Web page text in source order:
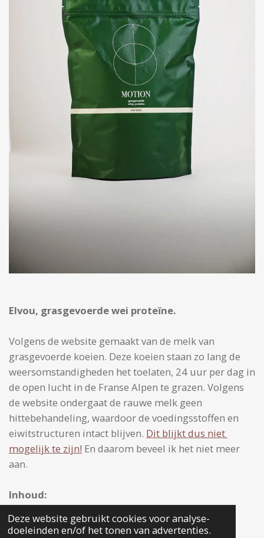
Deze website gebruikt cookies voor analyse-
doeleinden en/of het tonen van advertenties.
Elvou, grasgevoerde wei proteïne.
Volgens de website gemaakt van de melk van
grasgevoerde koeien. Deze koeien staan zo lang de
weersomstandigheden het toelaten, 24 uur per dag in
de open lucht in de Franse Alpen te grazen. Volgens
de website ondergaat de rauwe melk geen
hittebehandeling, waardoor de voedingsstoffen en
eiwitstructuren intact blijven. Dit blijkt dus niet
mogelijk te zijn! En daarom beveel ik het niet meer
aan.
Inhoud: